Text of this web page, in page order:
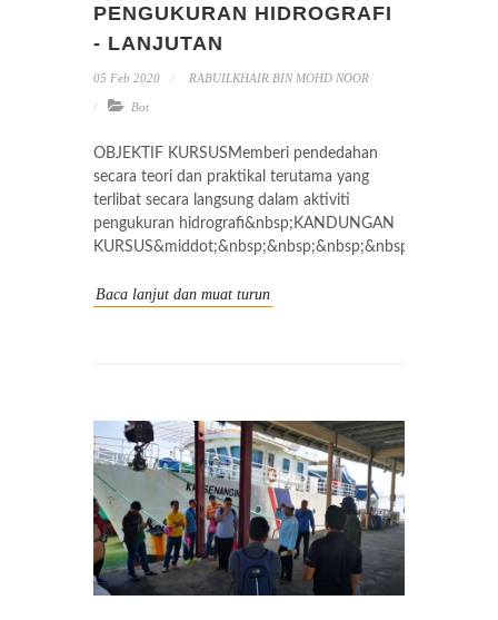
PENGUKURAN HIDROGRAFI
- LANJUTAN
05 Feb 2020 RABUILKHAIR BIN MOHD NOOR
Bot
OBJEKTIF KURSUSMemberi pendedahan
secara teori dan praktikal terutama yang
terlibat secara langsung dalam aktiviti
pengukuran hidrografi&nbsp;KANDUNGAN
Baca lanjut dan muat turun